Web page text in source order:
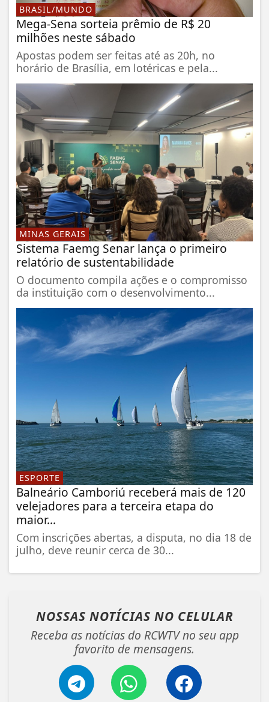
BRASIL/MUNDO
Mega-Sena sorteia prêmio de R$ 20
milhões neste sábado
Apostas podem ser feitas até as 20h, no
horário de Brasília, em lotéricas e pela...
MINAS GERAIS
Sistema Faemg Senar lança o primeiro
relatório de sustentabilidade
O documento compila ações e o compromisso
da instituição com o desenvolvimento...
ESPORTE
Balneário Camboriú receberá mais de 120
velejadores para a terceira etapa do
maior...
Com inscrições abertas, a disputa, no dia 18 de
julho, deve reunir cerca de 30...
NOSSAS NOTÍCIAS NO CELULAR
Receba as notícias do RCWTV no seu app
favorito de mensagens.